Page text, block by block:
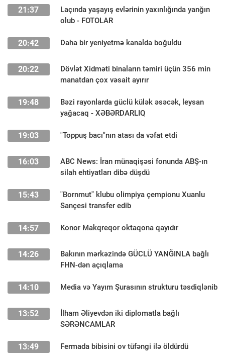
21:37
Laçında yaşayış evlərinin yaxınlığında yanğın
olub - FOTOLAR
20:42 Daha bir yeniyetmə kanalda boğuldu
20:22
Dövlət Xidməti binaların təmiri üçün 356 min
manatdan çox vəsait ayırır
19:48
Bəzi rayonlarda güclü külək əsəcək, leysan
yağacaq - XƏBƏRDARLIQ
19:03 "Toppuş bacı"nın atası da vəfat etdi
16:03
ABC News: İran münaqişəsi fonunda ABŞ-ın
silah ehtiyatları dibə düşdü
15:43
"Bornmut" klubu olimpiya çempionu Xuanlu
Sançesi transfer edib
14:57 Konor Makqreqor oktaqona qayıdır
14:26
Bakının mərkəzində GÜCLÜ YANĞINLA bağlı
FHN-dən açıqlama
14:10 Media və Yayım Şurasının strukturu təsdiqlənib
13:52
İlham Əliyevdən iki diplomatla bağlı
SƏRƏNCAMLAR
13:49 Fermada bibisini ov tüfəngi ilə öldürdü